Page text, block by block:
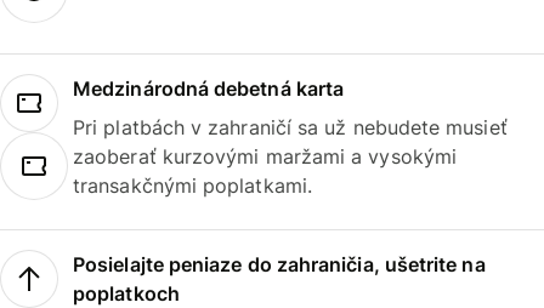
Medzinárodná debetná karta
Pri platbách v zahraničí sa už nebudete musieť
zaoberať kurzovými maržami a vysokými
transakčnými poplatkami.
Posielajte peniaze do zahraničia, ušetrite na
poplatkoch